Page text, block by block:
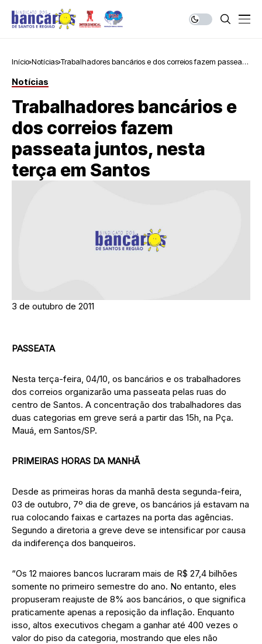
Início Notícias Trabalhadores bancários e dos correios fazem passeata
Notícias
Trabalhadores bancários e
dos correios fazem
passeata juntos, nesta
terça em Santos
3 de outubro de 2011
PASSEATA
Nesta terça-feira, 04/10, os bancários e os trabalhadores
dos correios organizarão uma passeata pelas ruas do
centro de Santos. A concentração dos trabalhadores das
duas categorias em greve será a partir das 15h, na Pça.
Mauá, em Santos/SP.
PRIMEIRAS HORAS DA MANHÃ
Desde as primeiras horas da manhã desta segunda-feira,
03 de outubro, 7º dia de greve, os bancários já estavam na
rua colocando faixas e cartazes na porta das agências.
Segundo a diretoria a greve deve se intensificar por causa
da indiferença dos banqueiros.
“Os 12 maiores bancos lucraram mais de R$ 27,4 bilhões
somente no primeiro semestre do ano. No entanto, eles
propuseram reajuste de 8% aos bancários, o que significa
praticamente apenas a reposição da inflação. Enquanto
isso, altos executivos chegam a ganhar até 400 vezes o
valor do piso da categoria, mostrando que eles não